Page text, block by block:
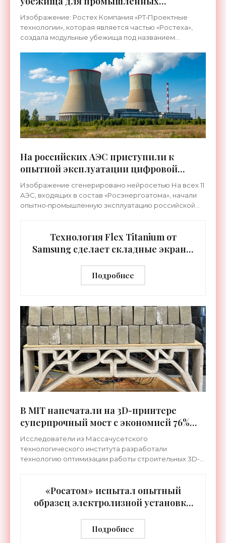
предприятий - «Технологии»
Изображение: Ростех Компания «РТ‑Проектные
технологии», которая является частью «Ростеха»,
создала модульные убежища под названием
частности, такие
На российских АЭС приступили к
опытной эксплуатации цифровой
системы «ТОРЭКС» - «Технологии»
Изображение сгенерировано нейросетью На всех 11
АЭС, входящих в состав «Росэнергоатома», начали
опытно‑промышленную эксплуатацию российской
Технология Flex Titanium от
Samsung сделает складные экраны
«Технологии»
Подробнее
В MIT напечатали на 3D-принтере
суперпрочный мост с экономией 76%
бетона - «Технологии»
Исследователи из Массачусетского
технологического института разработали
технологию оптимизации работы строительных 3D-
«Росатом» испытал опытный
образец электролизной установки
«Технологии»
Подробнее